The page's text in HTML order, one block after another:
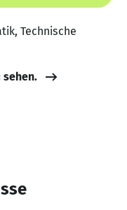
Technische
sehen.